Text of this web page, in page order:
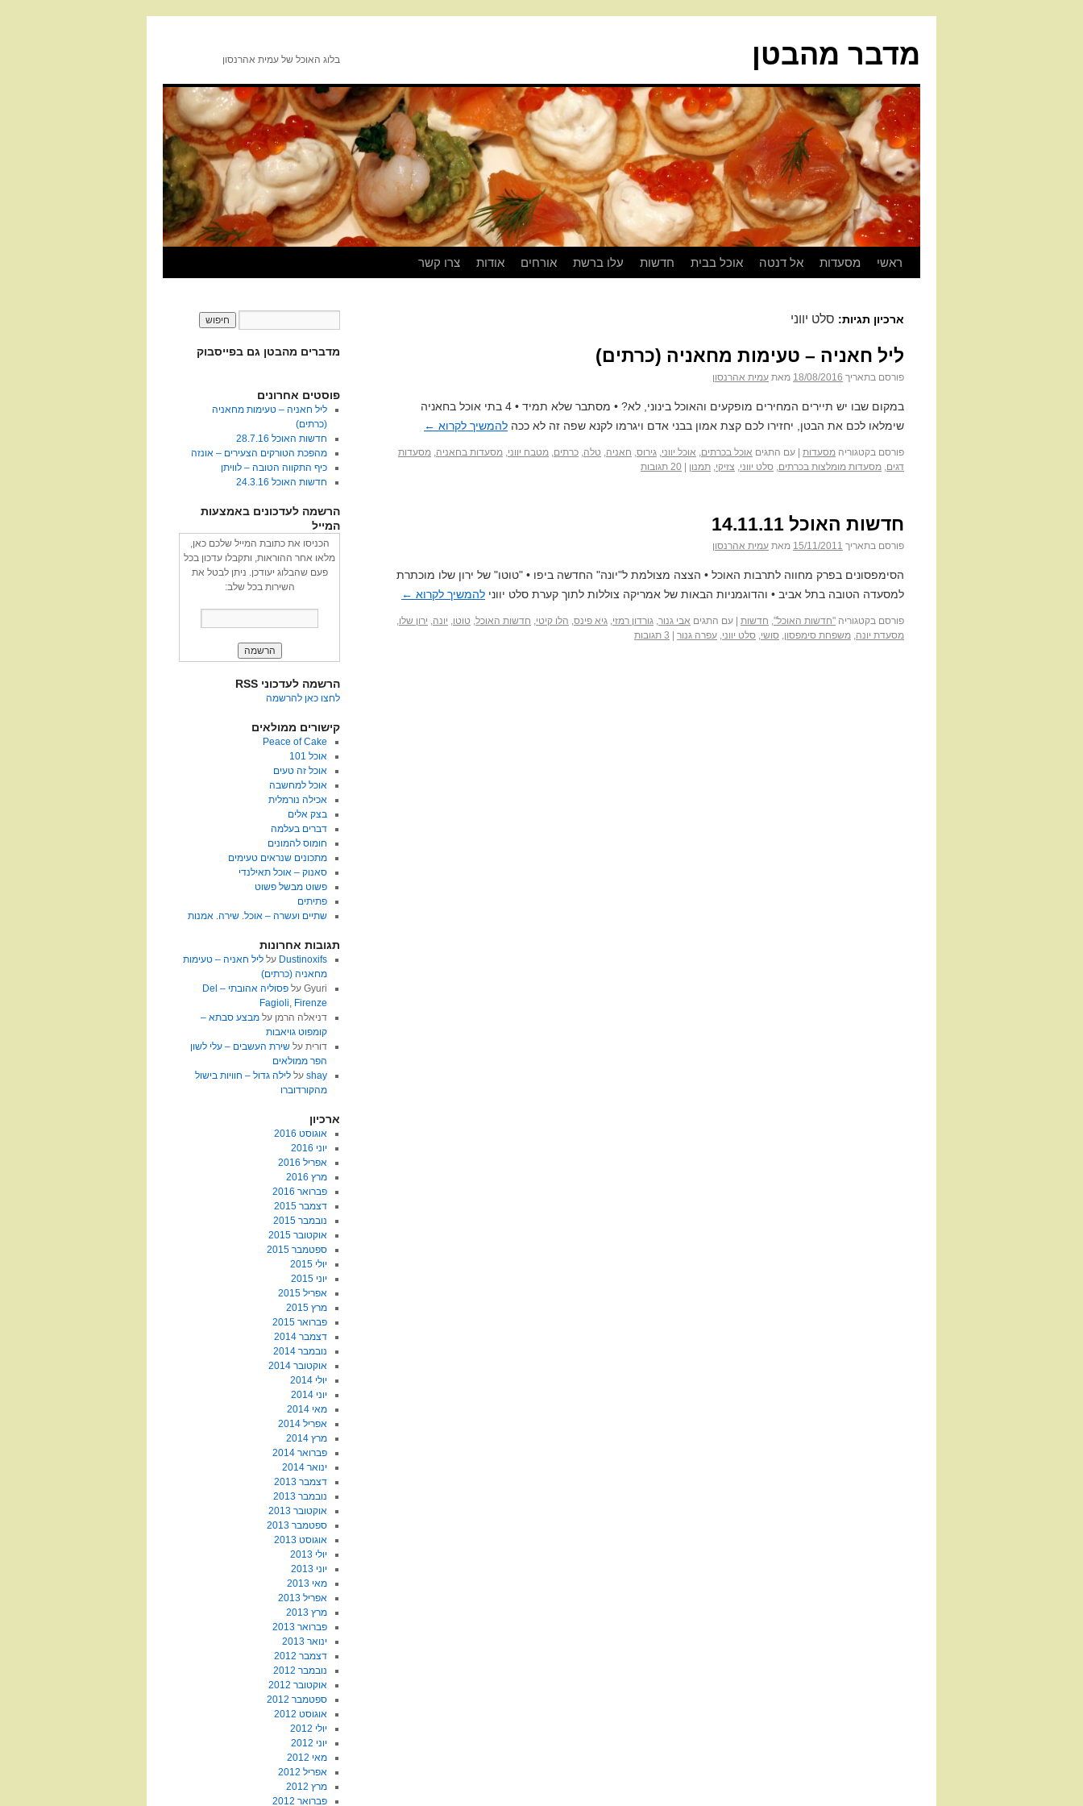
מדבר מהבטן בלוג האוכל של עמית אהרנסון
ראשי מסעדות אל דנטה אוכל בבית חדשות עלו ברשת אורחים אודות צרו קשר
ארכיון תגיות: סלט יווני
ליל חאניה – טעימות מחאניה (כרתים)
פורסם בתאריך 18/08/2016 מאת עמית אהרנסון
במקום שבו יש תיירים המחירים מופקעים והאוכל בינוני, לא? • מסתבר שלא תמיד • 4 בתי אוכל בחאניה
שימלאו לכם את הבטן, יחזירו לכם קצת אמון בבני אדם ויגרמו לקנא שפה זה לא ככה להמשיך לקרוא ←
פורסם בקטגוריה מסעדות עם התגים אוכל בכרתים, אוכל יווני, גירוס, חאניה, טלה, כרתים, מטבח יווני, מסעדות בחאניה, מסעדות
דגים, מסעדות מומלצות בכרתים, סלט יווני, צזיקי, תמנון 20 תגובות
חדשות האוכל 14.11.11
פורסם בתאריך 15/11/2011 מאת עמית אהרנסון
הסימפסונים בפרק מחווה לתרבות האוכל • הצצה מצולמת ל"יונה" החדשה ביפו • "טוטו" של ירון שלו מוכתרת
למסעדה הטובה בתל אביב • והדוגמניות הבאות של אמריקה צוללות לתוך קערת סלט יווני להמשיך לקרוא ←
פורסם בקטגוריה "חדשות האוכל", חדשות עם התגים אבי גנור, גורדון רמזי, גיא פינס, הלו קיטי, חדשות האוכל, טוטו, יונה, ירון שלו,
מסעדת יונה, משפחת סימפסון, סושי, סלט יווני, עפרה גנור 3 תגובות
מדברים מהבטן גם בפייסבוק
פוסטים אחרונים
ליל חאניה – טעימות מחאניה
(כרתים)
חדשות האוכל 28.7.16
מהפכת הטורקים הצעירים – אונזה
כיף התקווה הטובה – לוויתן
חדשות האוכל 24.3.16
הרשמה לעדכונים באמצעות
המייל
הכניסו את כתובת המייל שלכם כאן,
מלאו אחר ההוראות, ותקבלו עדכון בכל
פעם שהבלוג יעודכן. ניתן לבטל את
השירות בכל שלב:
הרשמה לעדכוני RSS
לחצו כאן להרשמה
קישורים ממולאים
Peace of Cake
אוכל 101
אוכל זה טעים
אוכל למחשבה
אכילה נורמלית
בצק אלים
דברים בעלמה
חומוס להמונים
מתכונים שנראים טעימים
סאנוק – אוכל תאילנדי
פשוט מבשל פשוט
פתיתים
שתיים ועשרה – אוכל. שירה. אמנות
תגובות אחרונות
Dustinoxifs על ליל חאניה – טעימות
מחאניה (כרתים)
Gyuriעל
פסוליה אהובתי – Del
Fagioli, Firenze
דניאלה הרמן על מבצע סבתא –
קומפוט גויאבות
דוריתעל שירת העשבים – עלי לשון
הפר ממולאים
shayעל לילה גדול – חוויות בישול
מהקורדוברו
ארכיון
אוגוסט 2016
יוני 2016
אפריל 2016
מרץ 2016
פברואר 2016
דצמבר 2015
נובמבר 2015
אוקטובר 2015
ספטמבר 2015
יולי 2015
יוני 2015
אפריל 2015
מרץ 2015
פברואר 2015
דצמבר 2014
נובמבר 2014
אוקטובר 2014
יולי 2014
יוני 2014
מאי 2014
אפריל 2014
מרץ 2014
פברואר 2014
ינואר 2014
דצמבר 2013
נובמבר 2013
אוקטובר 2013
ספטמבר 2013
אוגוסט 2013
יולי 2013
יוני 2013
מאי 2013
אפריל 2013
מרץ 2013
פברואר 2013
ינואר 2013
דצמבר 2012
נובמבר 2012
אוקטובר 2012
ספטמבר 2012
אוגוסט 2012
יולי 2012
יוני 2012
מאי 2012
אפריל 2012
מרץ 2012
פברואר 2012